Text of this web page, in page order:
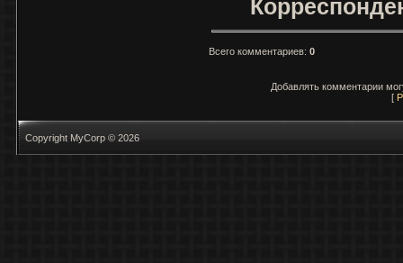
Всего комментариев: 0
Добавлять комментарии
[
Copyright MyCorp © 2026